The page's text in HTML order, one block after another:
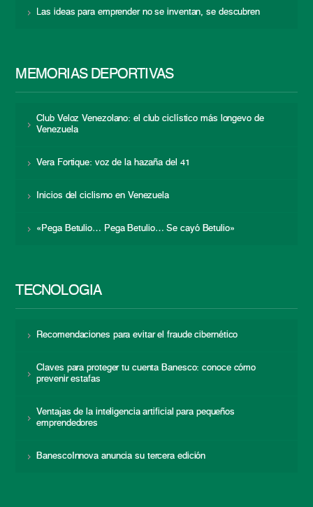
Las ideas para emprender no se inventan, se descubren
MEMORIAS DEPORTIVAS
Club Veloz Venezolano: el club ciclístico más longevo de
Venezuela
Vera Fortique: voz de la hazaña del 41
Inicios del ciclismo en Venezuela
«Pega Betulio… Pega Betulio… Se cayó Betulio»
TECNOLOGÍA
Recomendaciones para evitar el fraude cibernético
Claves para proteger tu cuenta Banesco: conoce cómo
prevenir estafas
Ventajas de la inteligencia artificial para pequeños
emprendedores
BanescoInnova anuncia su tercera edición